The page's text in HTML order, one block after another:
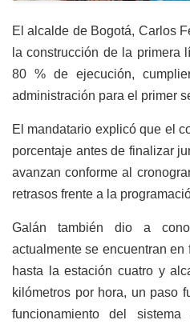
El alcalde de Bogotá, Carlos
la construcción de la primera
80 % de ejecución,
administración para el primer
El mandatario explicó que el
porcentaje antes de finalizar
avanzan conforme al
retrasos frente a la
Galán también dio a
actualmente se encuentran
hasta la estación cuatro y
kilómetros por hora, un paso
funcionamiento del